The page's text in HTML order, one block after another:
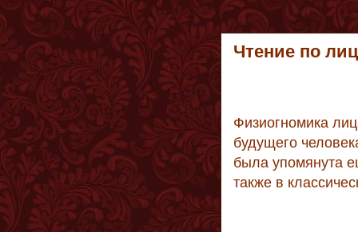
Чтение по
Физиогномика
будущего
была упомянута
также в